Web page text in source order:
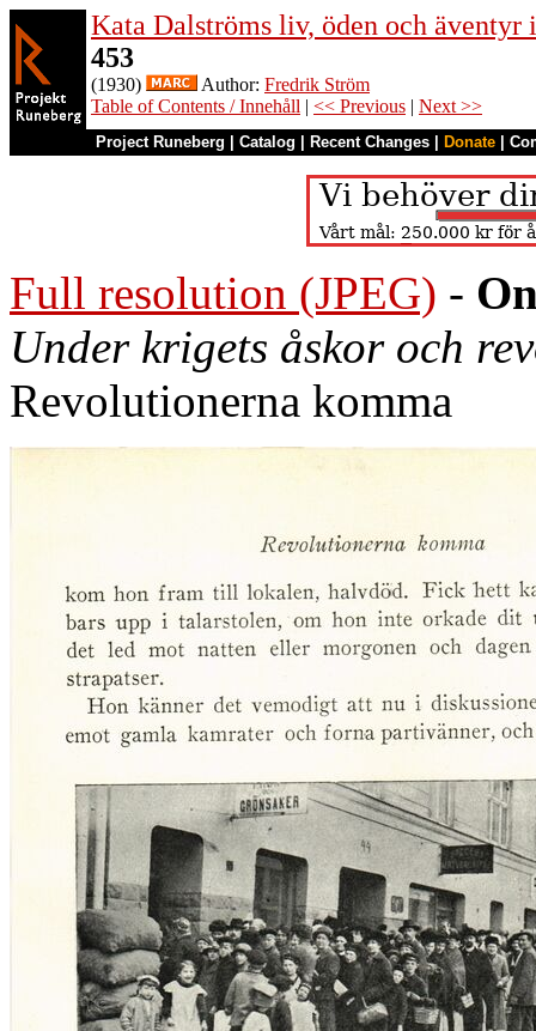
Kata Dalströms liv, öden och
453
(1930) Author: Fredrik Ström
Table of Contents / Innehåll | << Previous | Next >>
Project Runeberg Catalog Recent Changes Donate
Full resolution (JPEG) -
Under krigets åskor och
Revolutionerna komma